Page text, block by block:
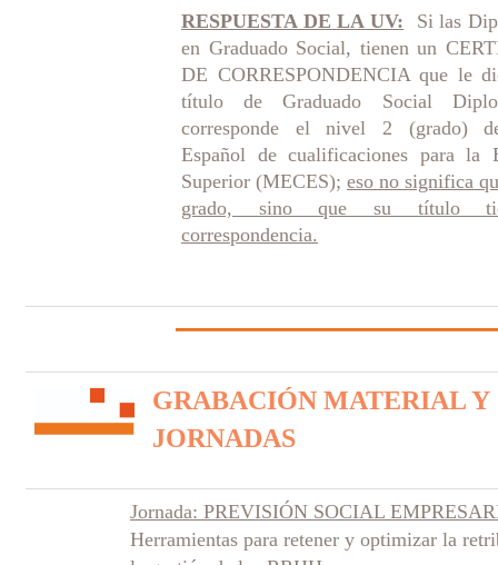
RESPUESTA DE LA UV: Si las
en Graduado Social, tienen un
DE CORRESPONDENCIA que le
título de Graduado Social
corresponde el nivel 2 (grado)
Español de cualificaciones para la
Superior (MECES); eso no significa
grado, sino que su título
correspondencia.
GRABACIÓN MATERIAL Y
JORNADAS
Jornada: PREVISIÓN SOCIAL
Herramientas para retener y optimizar la